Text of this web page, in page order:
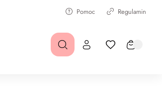
Pomoc Regulamin